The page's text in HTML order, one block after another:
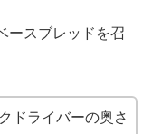
ースブレッドを召
ドライバーの奥さ